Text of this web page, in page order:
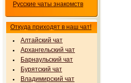
Русские чаты знакомств
Откуда приходят в наш чат!
Алтайский чат
Архангельский чат
Барнаульский чат
Бурятский чат
Владимирский чат